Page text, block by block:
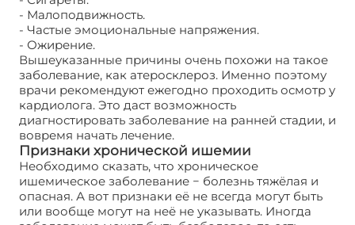
- Малоподвижность.
- Частые эмоциональные напряжения.
- Ожирение.
Вышеуказанные причины очень похожи на такое
заболевание, как атеросклероз. Именно поэтому
врачи рекомендуют ежегодно проходить осмотр у
кардиолога. Это даст возможность
диагностировать заболевание на ранней стадии, и
вовремя начать лечение.
Признаки хронической ишемии
Необходимо сказать, что хроническое
ишемическое заболевание − болезнь тяжёлая и
опасная. А вот признаки её не всегда могут быть
или вообще могут на неё не указывать. Иногда